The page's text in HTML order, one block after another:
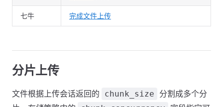
七牛 完成文件上传
分片上传
文件根据上传会话返回的 chunk_size
分割成多个分